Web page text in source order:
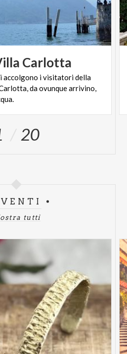
Carlotta
accolgono i visitatori della
da ovunque arrivino,
20
tutti